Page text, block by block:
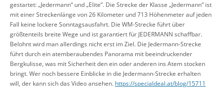
gestartet: „Jedermann“ und „Elite“. Die Strecke der Klasse „Jedermann“ ist
mit einer Streckenlänge von 26 Kilometer und 713 Höhenmeter auf jeden
Fall keine lockere Sonntagsausfahrt. Die WM-Strecke führt über
größtenteils breite Wege und ist garantiert für JEDERMANN schaffbar.
Belohnt wird man allerdings nicht erst im Ziel. Die Jedermann-Strecke
führt durch ein atemberaubendes Panorama mit beeindruckender
Bergkulisse, was mit Sicherheit den ein oder anderen ins Atem stocken
bringt. Wer noch bessere Einblicke in die Jedermann-Strecke erhalten
will, der kann sich das Video ansehen. https://specialdeal.at/blog/15711